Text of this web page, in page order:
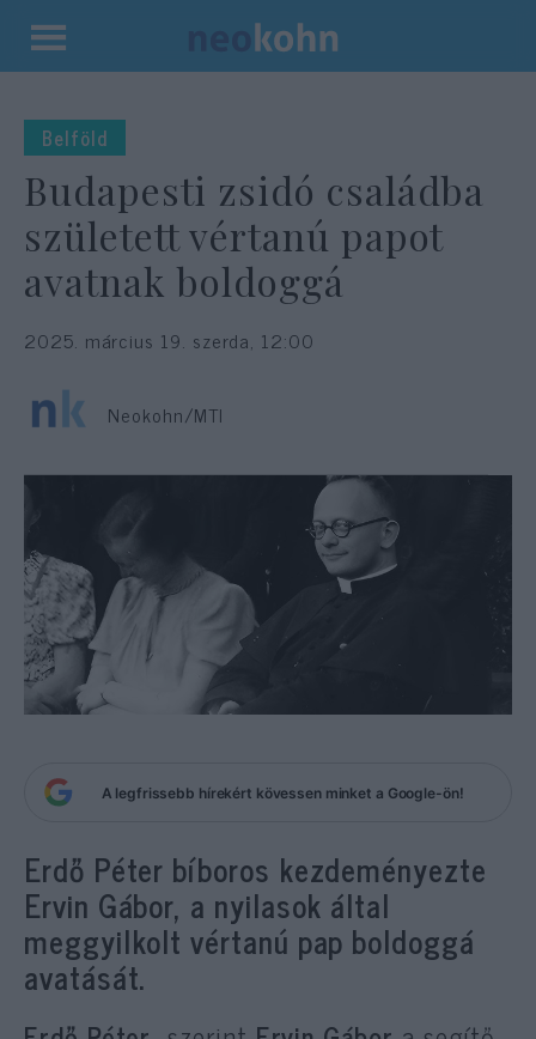
Kilépés
tartalomba
Belföld
Budapesti zsidó családba
született vértanú papot
avatnak boldoggá
2025. március 19. szerda, 12:00
Neokohn/MTI
A legfrissebb hírekért kövessen minket a Google-ön!
Erdő Péter bíboros kezdeményezte
Ervin Gábor, a nyilasok által
meggyilkolt vértanú pap boldoggá
avatását.